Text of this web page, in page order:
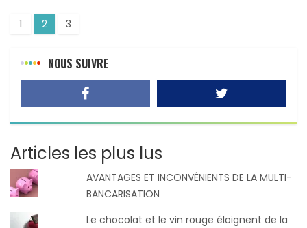
1 2 3
NOUS SUIVRE
Articles les plus lus
AVANTAGES ET INCONVÉNIENTS DE LA MULTI-
BANCARISATION
Le chocolat et le vin rouge éloignent de la